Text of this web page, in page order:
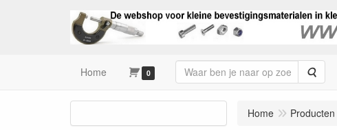
Home 0
Home Producten